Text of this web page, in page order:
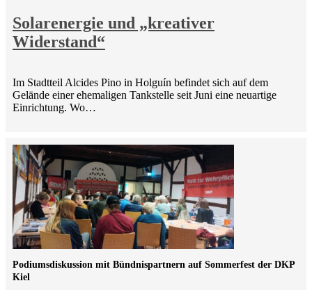
Solarenergie und „kreativer
Widerstand“
Im Stadtteil Alcides Pino in Holguín befindet sich auf dem
Gelände einer ehemaligen Tankstelle seit Juni eine neuartige
Einrichtung. Wo…
Podiumsdiskussion mit Bündnispartnern auf Sommerfest der DKP
Kiel